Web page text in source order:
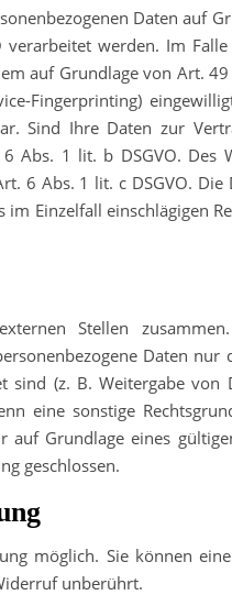
Daten auf
werden. Im
auf Grundlage von Art.
Fingerprinting)
Sind Ihre Daten zur
1 lit. b DSGVO.
6 Abs. 1 lit. c DSGVO.
Einzelfall einschlägigen
Stellen
Daten
(z. B. Weitergabe
eine sonstige
Grundlage eines
geschlossen.
möglich. Sie können
unberührt.